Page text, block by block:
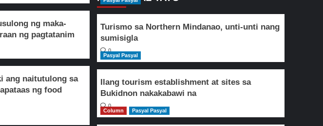
ng maka-
ng pagtatanim
ang naitutulong sa
ng food
Turismo sa Northern Mindanao, unti-unti nang
sumisigla
0
Pasyal Pasyal
Ilang tourism establishment at sites sa
Bukidnon nakakabawi na
0
Column
Pasyal Pasyal